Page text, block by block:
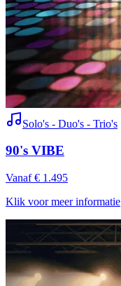
Solo's - Duo's - Trio's
90's VIBE
Vanaf € 1.495
Klik voor meer informatie